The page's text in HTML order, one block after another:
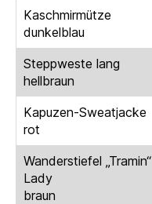
Kaschmirmütze
dunkelblau
Steppweste lang
hellbraun
Kapuzen-Sweatjacke
rot
Wanderstiefel „Tramin“
Lady
braun